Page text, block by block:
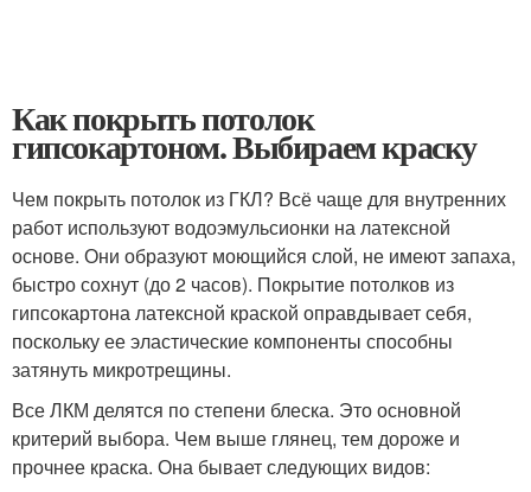
Как покрыть потолок
гипсокартоном. Выбираем краску
Чем покрыть потолок из ГКЛ? Всё чаще для внутренних
работ используют водоэмульсионки на латексной
основе. Они образуют моющийся слой, не имеют запаха,
быстро сохнут (до 2 часов). Покрытие потолков из
гипсокартона латексной краской оправдывает себя,
поскольку ее эластические компоненты способны
затянуть микротрещины.
Все ЛКМ делятся по степени блеска. Это основной
критерий выбора. Чем выше глянец, тем дороже и
прочнее краска. Она бывает следующих видов: